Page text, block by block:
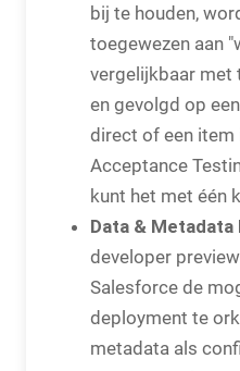
bij te houden,
toegewezen aan
vergelijkbaar met
en gevolgd op
direct of een item
Acceptance
kunt het met één
Data & Metadata
developer
Salesforce de
deployment te
metadata als